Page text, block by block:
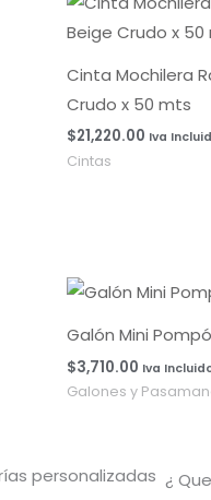
Cinta Mochilera
Crudo x 50 mts
$21,220.00 Iva
Cintas
Galón Mini
$3,710.00 Iva
Galones y
personalizadas ¿